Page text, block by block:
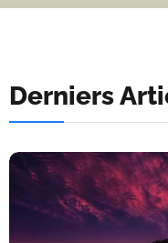
Derniers